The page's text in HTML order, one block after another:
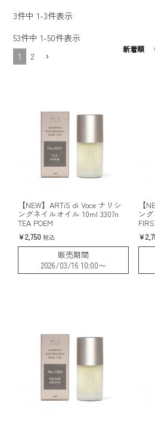
3件中 1-3件表示
新着順
53件中 1-50件表示
1
2
【NEW】ARTiS di Voce ナリシ
ングネイルオイル 10ml 3307n
TEA POEM
2,750 税込
販売期間
2026/03/16 10:00〜
【
ン